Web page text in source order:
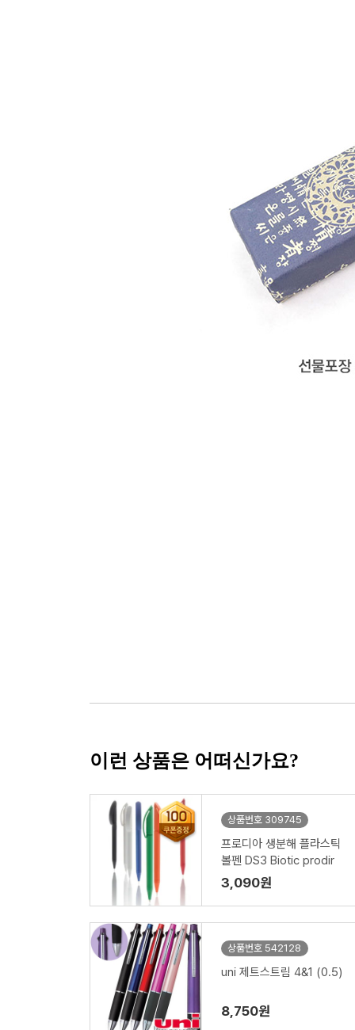
이런 상품은 어떠신가요?
상품번호 309745
프로디아 생분해 플라스틱
볼펜 DS3 Biotic prodir
3,090원
상품번호 542128
uni 제트스트림 4&1 (0.5)
8,750원